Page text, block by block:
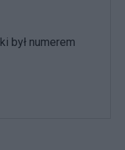
był numerem